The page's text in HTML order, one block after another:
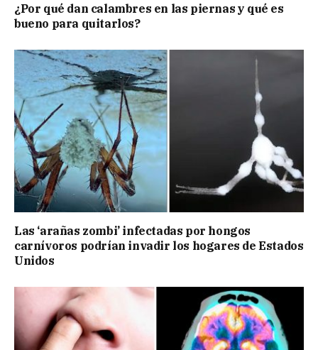
¿Por qué dan calambres en las piernas y qué es
bueno para quitarlos?
Las ‘arañas zombi’ infectadas por hongos
carnívoros podrían invadir los hogares de Estados
Unidos